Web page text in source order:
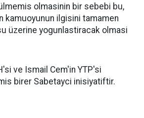
olmasinin bir sebebi bu,
kamuoyunun ilgisini tamamen
üzerine yogunlastiracak olmasi
ve Ismail Cem'in YTP'si
birer Sabetayci inisiyatiftir.